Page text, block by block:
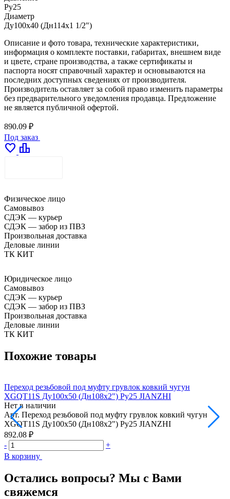
Ру25
Диаметр
Ду100х40 (Дн114х1 1/2")
Описание и фото товара, технические характеристики,
информация о комплекте поставки, габаритах, внешнем виде
и цвете, стране производства, а также сертификаты и
паспорта носят справочный характер и основываются на
последних доступных сведениях от производителя.
Производитель оставляет за собой право изменить параметры
без предварительного уведомления продавца. Предложение
не является публичной офертой.
890.09 ₽
Под заказ
favorite leaderboard
Физическое лицо
Самовывоз
СДЭК — курьер
СДЭК — забор из ПВЗ
Произвольная доставка
Деловые линии
ТК КИТ
Юридическое лицо
Самовывоз
СДЭК — курьер
СДЭК — забор из ПВЗ
Произвольная доставка
Деловые линии
ТК КИТ
Похожие товары
Переход резьбовой под муфту грувлок ковкий чугун
XGQT11S Ду100х50 (Дн108х2") Ру25 JIANZHI
Нет в наличии
Арт. Переход резьбовой под муфту грувлок ковкий чугун
XGQT11S Ду100х50 (Дн108х2") Ру25 JIANZHI
892.08 ₽
-
+
В корзину
Остались вопросы? Мы с Вами
свяжемся